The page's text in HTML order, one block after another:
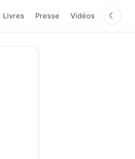
Livres Presse Vidéos ☾